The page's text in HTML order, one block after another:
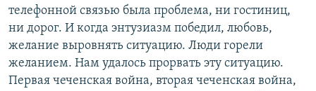
телефонной связью была проблема, ни гостиниц,
ни дорог. И когда энтузиазм победил, любовь,
желание выровнять ситуацию. Люди горели
желанием. Нам удалось прорвать эту ситуацию.
Первая чеченская война, вторая чеченская война,